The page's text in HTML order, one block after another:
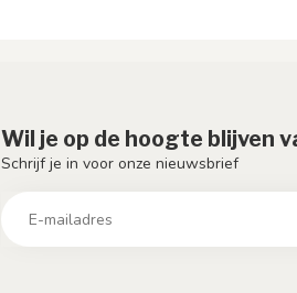
Wil je op de hoogte blijven
Schrijf je in voor onze nieuwsbrief